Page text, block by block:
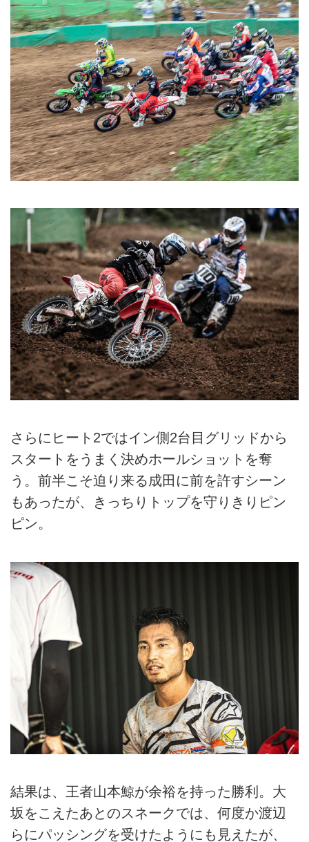
さらにヒート2ではイン側2台目グリッドから
スタートをうまく決めホールショットを奪
う。前半こそ迫り来る成田に前を許すシーン
もあったが、きっちりトップを守りきりピン
ピン。
結果は、王者山本鯨が余裕を持った勝利。大
坂をこえたあとのスネークでは、何度か渡辺
らにパッシングを受けたようにも見えたが、